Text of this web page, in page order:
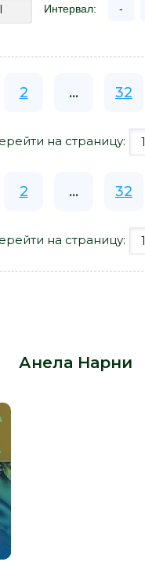
Интервал: -
2 ... 32
на страницу:
2 ... 32
на страницу:
Анела Нарни